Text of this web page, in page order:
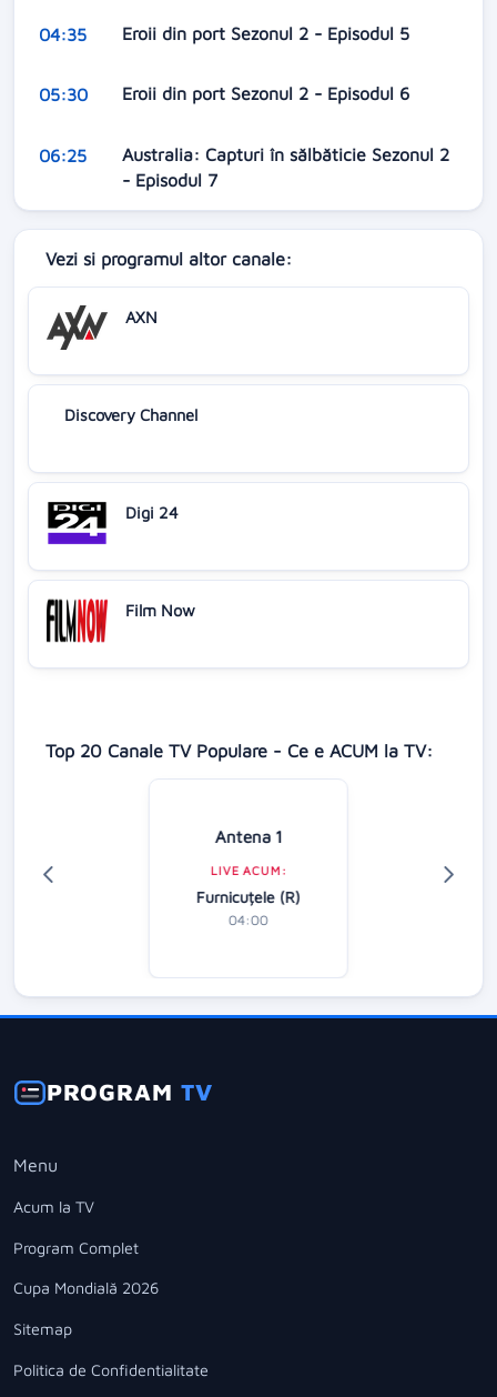
04:35 Eroii din port Sezonul 2 - Episodul 5
05:30 Eroii din port Sezonul 2 - Episodul 6
06:25
Australia: Capturi în sălbăticie Sezonul 2
- Episodul 7
Vezi si programul altor canale:
AXN
Discovery Channel
Digi 24
Film Now
Top 20 Canale TV Populare - Ce e ACUM la TV:
Antena 1
LIVE ACUM:
Furnicuțele (R)
04:00
PROGRAMTV
Menu
Acum la TV
Program Complet
Cupa Mondială 2026
Sitemap
Politica de Confidentialitate